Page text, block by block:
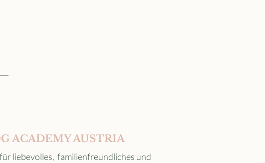
ACADEMY AUSTRIA
liebevolles, familienfreundliches und